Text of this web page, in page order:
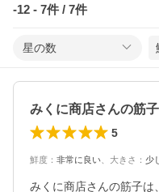
-12 - 7件 / 7件
星の数
5
鮮度 ： 非常に良い 大きさ ： 少
みくに商店さんの筋子は